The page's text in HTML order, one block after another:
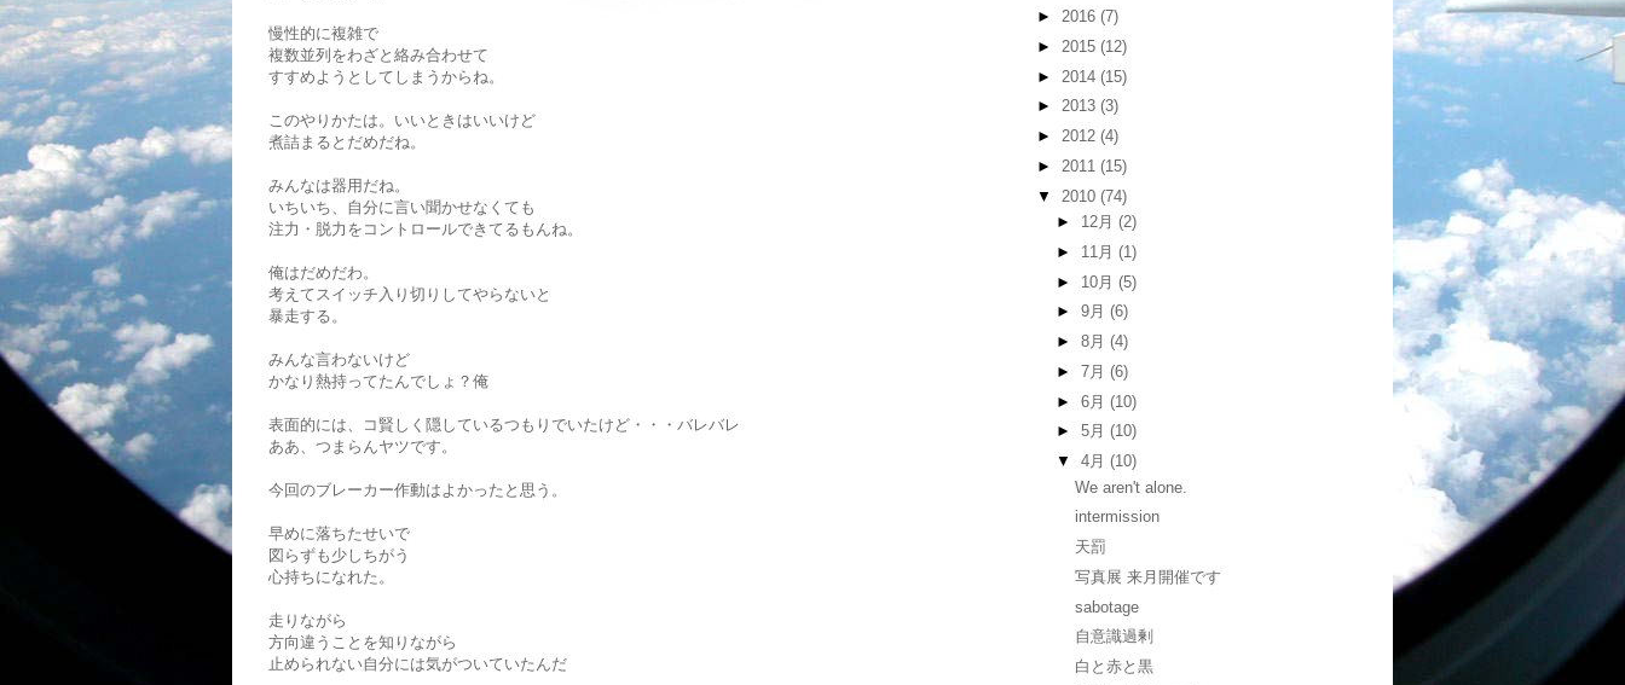
慢性的に複雑で
複数並列をわざと絡み合わせて
すすめようとしてしまうからね。
このやりかたは。いいときはいいけど
煮詰まるとだめだね。
みんなは器用だね。
いちいち、自分に言い聞かせなくても
注力・脱力をコントロールできてるもんね。
俺はだめだわ。
考えてスイッチ入り切りしてやらないと
暴走する。
みんな言わないけど
かなり熱持ってたんでしょ？俺
表面的には、コ賢しく隠しているつもりでいたけど・・・バレバレ
ああ、つまらんヤツです。
今回のブレーカー作動はよかったと思う。
早めに落ちたせいで
図らずも少しちがう
心持ちになれた。
走りながら
方向違うことを知りながら
止められない自分には気がついていたんだ
► 2016 (7)
► 2015 (12)
► 2014 (15)
► 2013 (3)
► 2012 (4)
► 2011 (15)
▼ 2010 (74)
► 12月 (2)
► 11月 (1)
► 10月 (5)
► 9月 (6)
► 8月 (4)
► 7月 (6)
► 6月 (10)
► 5月 (10)
▼ 4月 (10)
We aren't alone.
intermission
天罰
写真展 来月開催です
sabotage
自意識過剰
白と赤と黒